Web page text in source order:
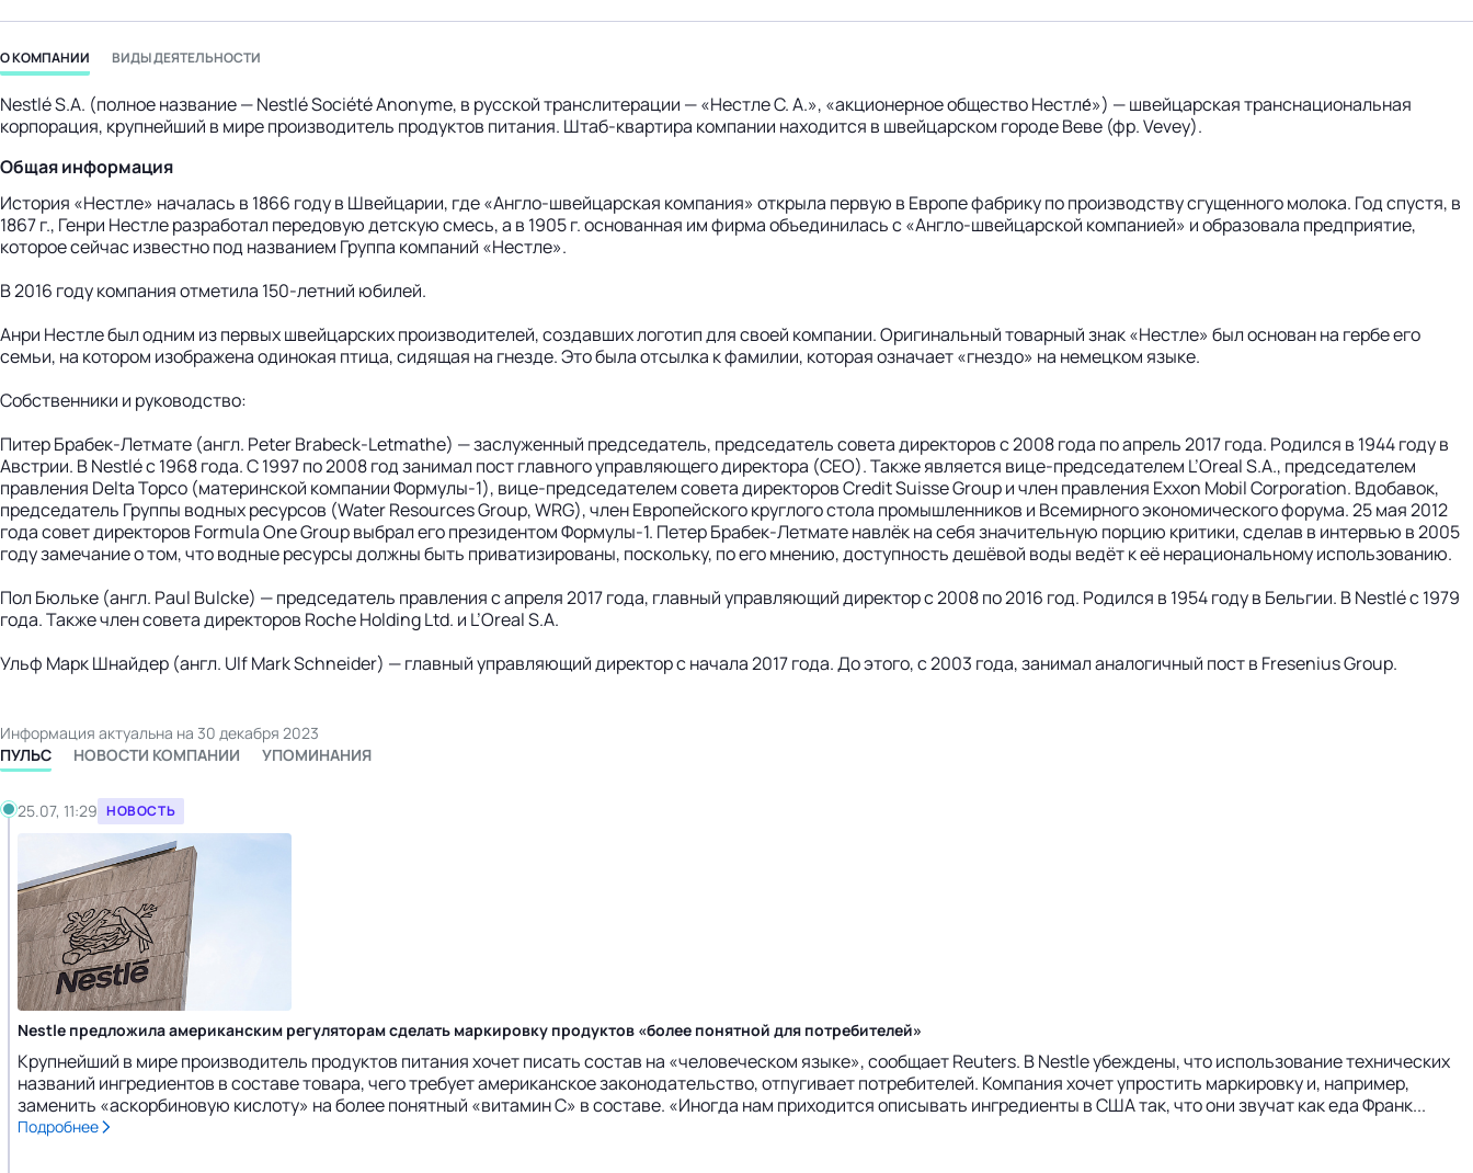
бизнес-центр
О КОМПАНИИ ВИДЫ ДЕЯТЕЛЬНОСТИ
Nestlé S.A. (полное название — Nestlé Société Anonyme, в русской транслитерации — «Нестле С. А.», «акционерное общество Нестле́») — швейцарская транснациональная
корпорация, крупнейший в мире производитель продуктов питания. Штаб-квартира компании находится в швейцарском городе Веве (фр. Vevey).
Общая информация
История «Нестле» началась в 1866 году в Швейцарии, где «Англо-швейцарская компания» открыла первую в Европе фабрику по производству сгущенного молока. Год спустя, в
1867 г., Генри Нестле разработал передовую детскую смесь, а в 1905 г. основанная им фирма объединилась с «Англо-швейцарской компанией» и образовала предприятие,
которое сейчас известно под названием Группа компаний «Нестле».
В 2016 году компания отметила 150-летний юбилей.
Анри Нестле был одним из первых швейцарских производителей, создавших логотип для своей компании. Оригинальный товарный знак «Нестле» был основан на гербе его
семьи, на котором изображена одинокая птица, сидящая на гнезде. Это была отсылка к фамилии, которая означает «гнездо» на немецком языке.
Собственники и руководство:
Питер Брабек-Летмате (англ. Peter Brabeck-Letmathe) — заслуженный председатель, председатель совета директоров с 2008 года по апрель 2017 года. Родился в 1944 году в
Австрии. В Nestlé с 1968 года. С 1997 по 2008 год занимал пост главного управляющего директора (CEO). Также является вице-председателем L’Oreal S.A., председателем
правления Delta Topco (материнской компании Формулы-1), вице-председателем совета директоров Credit Suisse Group и член правления Exxon Mobil Corporation. Вдобавок,
председатель Группы водных ресурсов (Water Resources Group, WRG), член Европейского круглого стола промышленников и Всемирного экономического форума. 25 мая 2012
года совет директоров Formula One Group выбрал его президентом Формулы-1. Петер Брабек-Летмате навлёк на себя значительную порцию критики, сделав в интервью в 2005
году замечание о том, что водные ресурсы должны быть приватизированы, поскольку, по его мнению, доступность дешёвой воды ведёт к её нерациональному использованию.
Пол Бюльке (англ. Paul Bulcke) — председатель правления с апреля 2017 года, главный управляющий директор с 2008 по 2016 год. Родился в 1954 году в Бельгии. В Nestlé с 1979
года. Также член совета директоров Roche Holding Ltd. и L’Oreal S.A.
Ульф Марк Шнайдер (англ. Ulf Mark Schneider) — главный управляющий директор с начала 2017 года. До этого, с 2003 года, занимал аналогичный пост в Fresenius Group.
Информация актуальна на 30 декабря 2023
ПУЛЬС
НОВОСТИ КОМПАНИИ УПОМИНАНИЯ
25.07, 11:29 НОВОСТЬ
Nestle предложила американским регуляторам сделать маркировку продуктов «более понятной для потребителей»
Крупнейший в мире производитель продуктов питания хочет писать состав на «человеческом языке», сообщает Reuters. В Nestle убеждены, что использование технических
названий ингредиентов в составе товара, чего требует американское законодательство, отпугивает потребителей. Компания хочет упростить маркировку и, например,
заменить «аскорбиновую кислоту» на более понятный «витамин С» в составе. «Иногда нам приходится описывать ингредиенты в США так, что они звучат как еда Франк...
Подробнее